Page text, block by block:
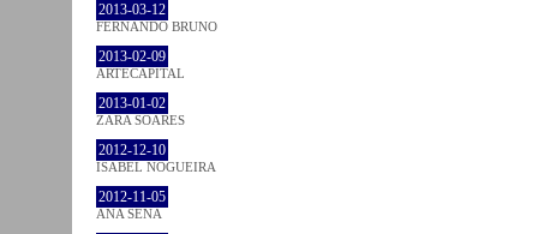
2013-03-12
FERNANDO BRUNO
2013-02-09
ARTECAPITAL
2013-01-02
ZARA SOARES
2012-12-10
ISABEL NOGUEIRA
2012-11-05
ANA SENA